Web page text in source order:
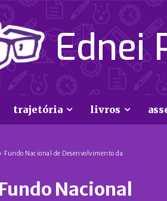
Ednei
trajetória livros
Fundo Nacional de Desenvolvimento da
Fundo Nacional